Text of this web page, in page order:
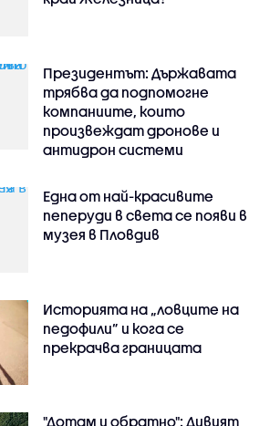
Президентът: Държавата
трябва да подпомогне
компаниите, които
произвеждат дронове и
антидрон системи
Една от най-красивите
пеперуди в света се появи в
музея в Пловдив
Историята на „ловците на
педофили” и кога се
прекрачва границата
"Дотам и обратно": Дивият